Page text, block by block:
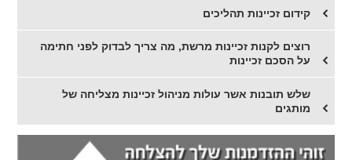
קידום זכיינות תהליכים
רוצים לקנות זכיינות מרשת, מה צריך לבדוק לפני חתימה
על הסכם זכיינות
שלש תובנות אשר עולות מניהול זכיינות מצליחה של
מותגים